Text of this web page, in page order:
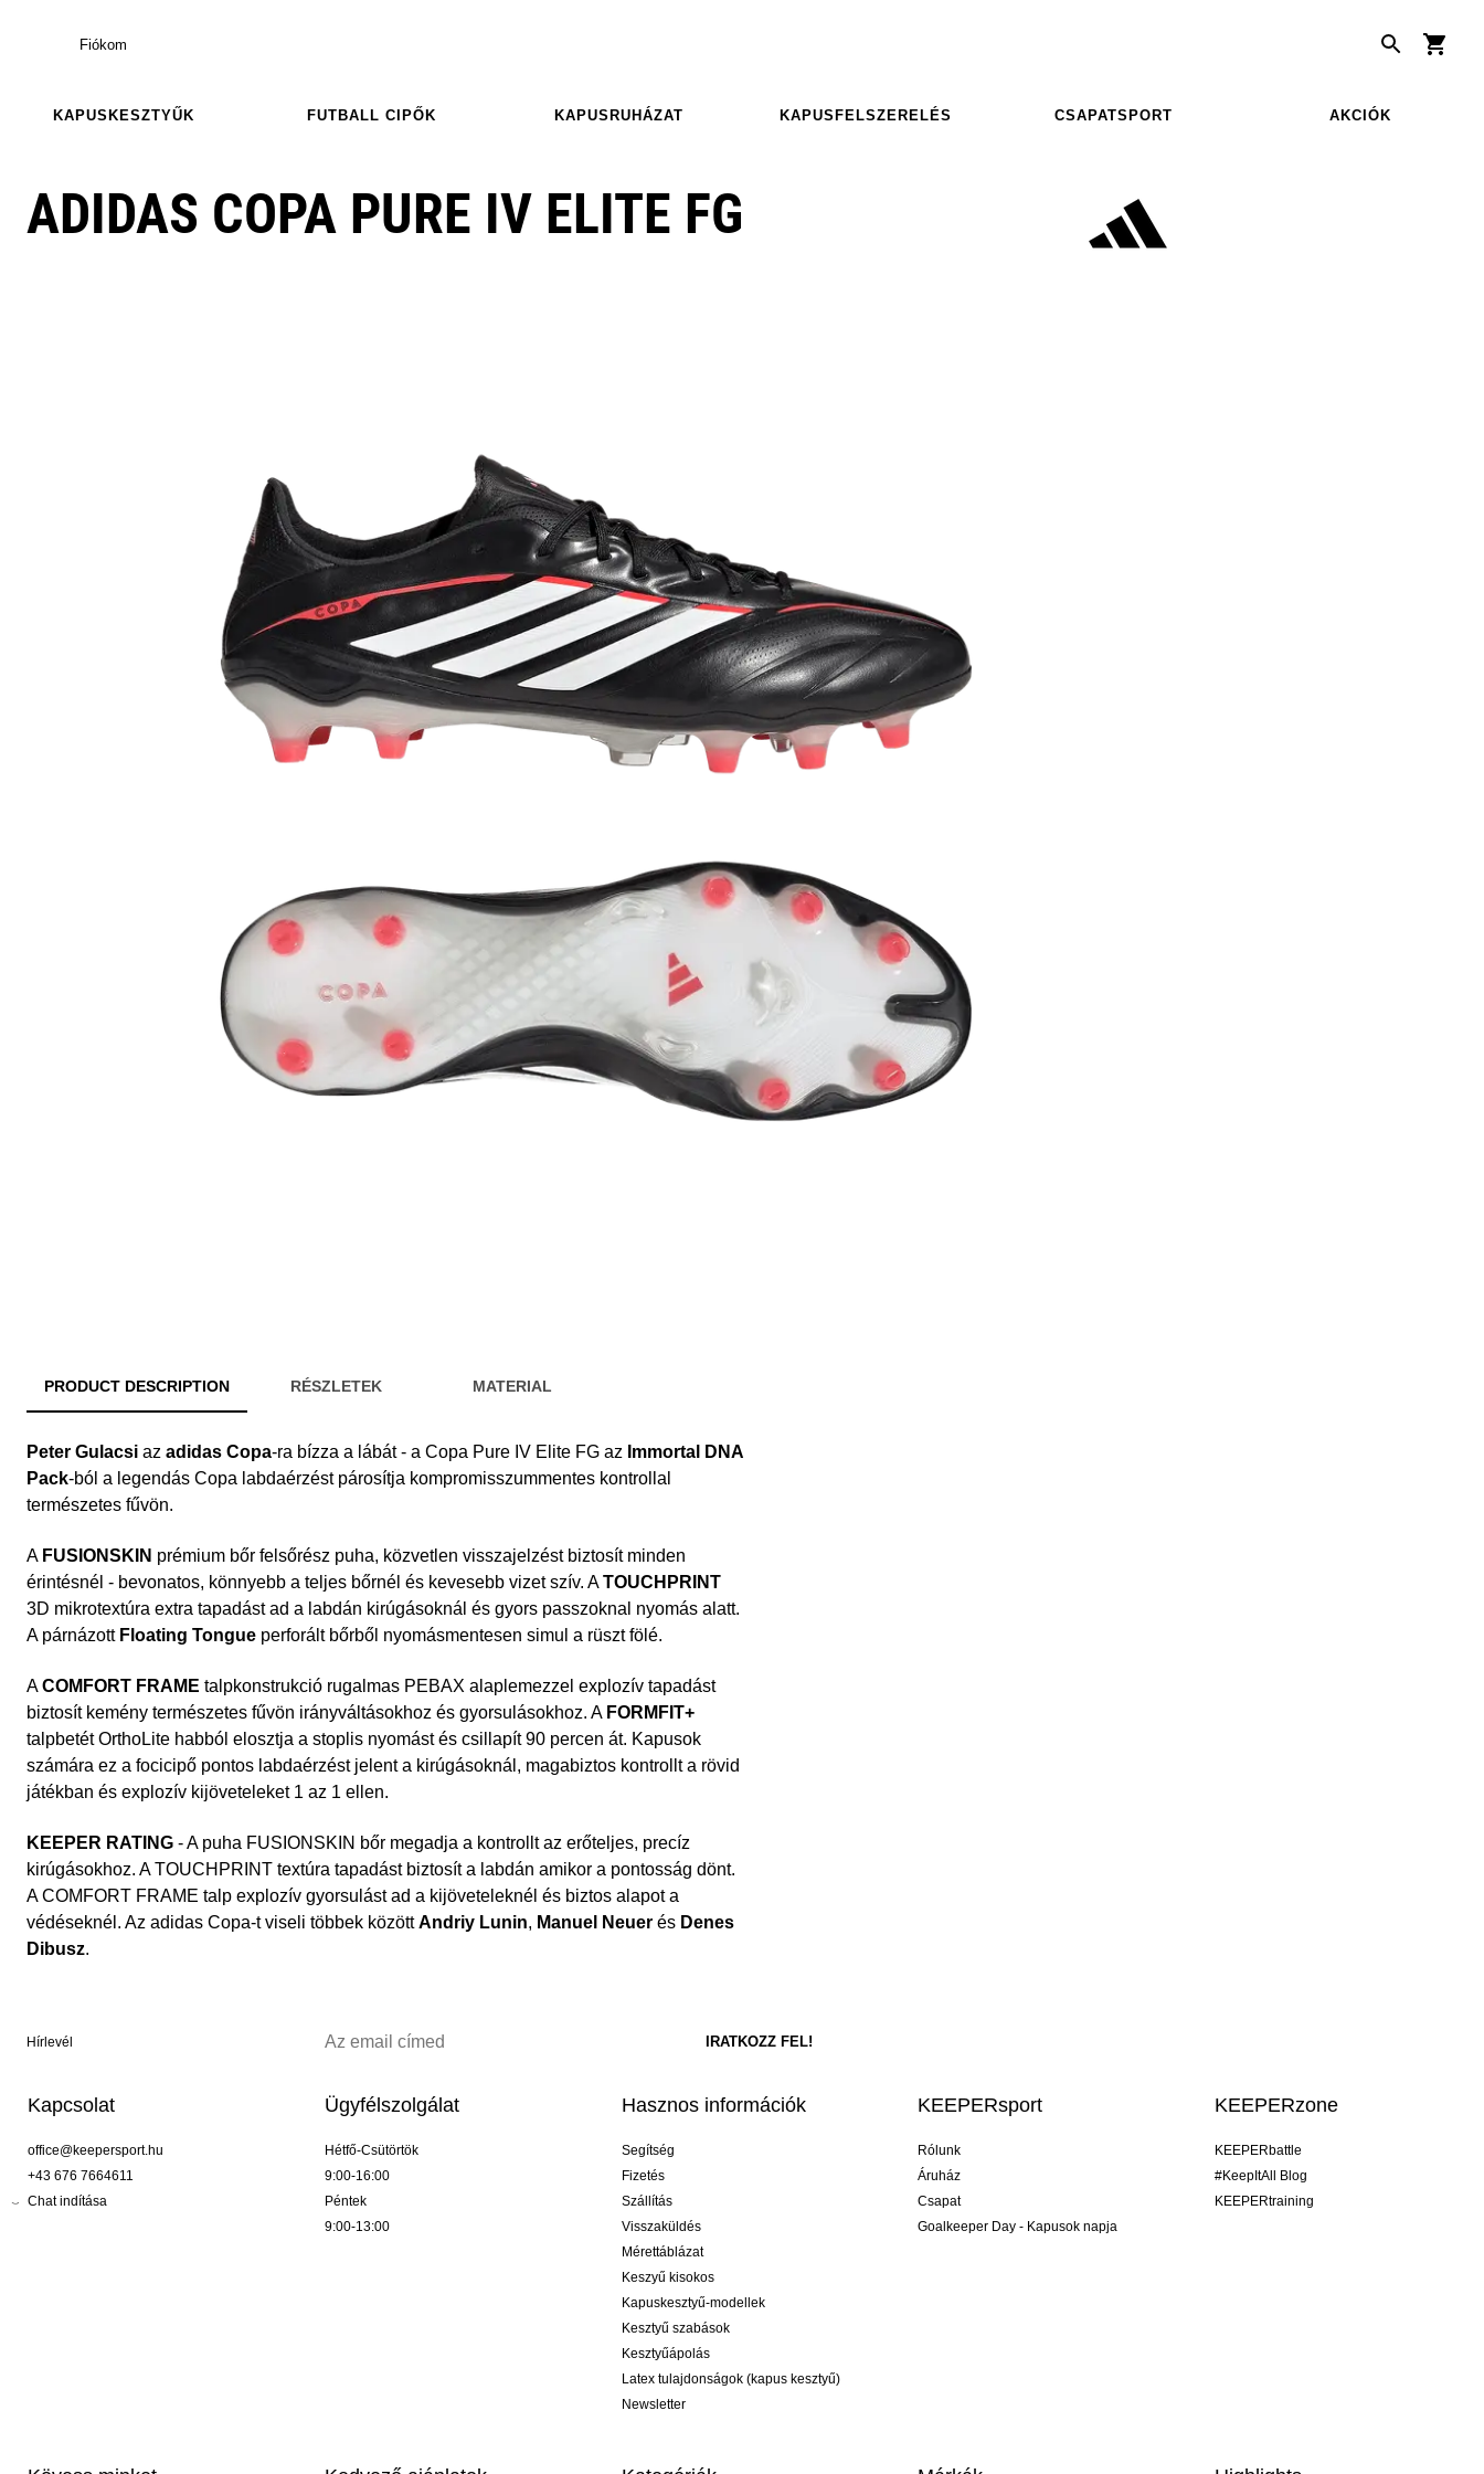
Fiókom
KAPUSKESZTYŰK FUTBALL CIPŐK KAPUSRUHÁZAT KAPUSFELSZERELÉS CSAPATSPORT AKCIÓK
ADIDAS COPA PURE IV ELITE FG
PRODUCT DESCRIPTION RÉSZLETEK MATERIAL
Peter Gulacsi az adidas Copa-ra bízza a lábát - a Copa Pure IV Elite FG az Immortal DNA
Pack-ból a legendás Copa labdaérzést párosítja kompromisszummentes kontrollal
természetes fűvön.
A FUSIONSKIN prémium bőr felsőrész puha, közvetlen visszajelzést biztosít minden
érintésnél - bevonatos, könnyebb a teljes bőrnél és kevesebb vizet szív. ATOUCHPRINT
3D mikrotextúra extra tapadást ad a labdán kirúgásoknál és gyors passzoknal nyomás alatt.
A párnázott Floating Tongue perforált bőrből nyomásmentesen simul a rüszt fölé.
ACOMFORT FRAME talpkonstrukció rugalmas PEBAX alaplemezzel explozív tapadást
biztosít kemény természetes fűvön irányváltásokhoz és gyorsulásokhoz. A FORMFIT+
talpbetét OrthoLite habból elosztja a stoplis nyomást és csillapít 90 percen át. Kapusok
számára ez a focicipő pontos labdaérzést jelent a kirúgásoknál, magabiztos kontrollt a rövid
játékban és explozív kijöveteleket 1 az 1 ellen.
KEEPER RATING - A puha FUSIONSKIN bőr megadja a kontrollt az erőteljes, precíz
kirúgásokhoz. A TOUCHPRINT textúra tapadást biztosít a labdán amikor a pontosság dönt.
A COMFORT FRAME talp explozív gyorsulást ad a kijöveteleknél és biztos alapot a
védéseknél. Az adidas Copa-t viseli többek közöttAndriy Lunin, Manuel Neuer és Denes
Dibusz.
Hírlevél
Kapcsolat
office@keepersport.hu
+43 676 7664611
Chat indítása
Ügyfélszolgálat
Hétfő-Csütörtök
9:00-16:00
Péntek
9:00-13:00
Hasznos információk
Segítség
Fizetés
Szállítás
Visszaküldés
Mérettáblázat
Keszyű kisokos
Kapuskesztyű-modellek
Kesztyű szabások
Kesztyűápolás
Latex tulajdonságok (kapus kesztyű)
Newsletter
KEEPERsport
Rólunk
Áruház
Csapat
Goalkeeper Day - Kapusok napja
KEEPERzone
KEEPERbattle
#KeepItAll Blog
KEEPERtraining